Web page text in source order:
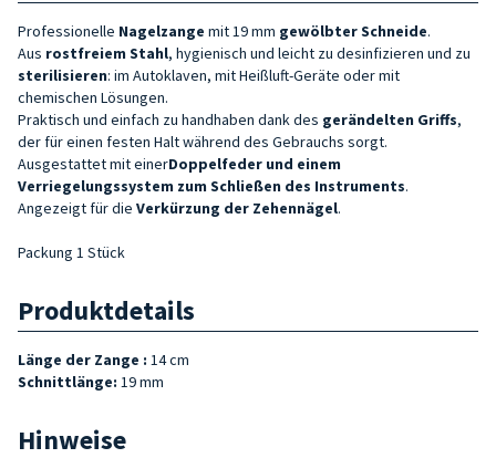
Professionelle Nagelzange mit 19 mm gewölbter Schneide.
Aus rostfreiem Stahl, hygienisch und leicht zu desinfizieren und zu
sterilisieren: im Autoklaven, mit Heißluft-Geräte oder mit
chemischen Lösungen.
Praktisch und einfach zu handhaben dank des gerändelten Griffs,
der für einen festen Halt während des Gebrauchs sorgt.
Ausgestattet mit einerDoppelfeder und einem
Verriegelungssystem zum Schließen des Instruments.
Angezeigt für die Verkürzung der Zehennägel.
Packung 1 Stück
Produktdetails
Länge der Zange : 14 cm
Schnittlänge: 19 mm
Hinweise